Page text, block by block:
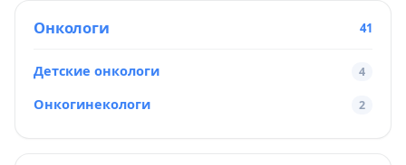
Онкологи 41
Детские онкологи 4
Онкогинекологи 2